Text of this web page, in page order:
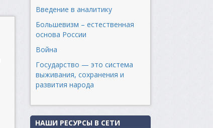
Введение в аналитику
Большевизм – естественная
основа России
Война
Государство — это система
выживания, сохранения и
развития народа
НАШИ РЕСУРСЫ В СЕТИ